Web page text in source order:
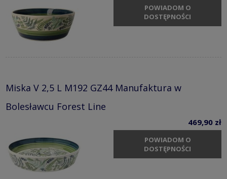
POWIADOM O
DOSTĘPNOŚCI
Miska V 2,5 L M192 GZ44 Manufaktura w
Bolesławcu Forest Line
469,90 zł
POWIADOM O
DOSTĘPNOŚCI